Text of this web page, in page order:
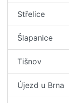
Střelice
Šlapanice
Tišnov
Újezd u Brna